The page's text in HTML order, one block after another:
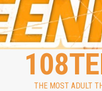
THE MOST ADULT